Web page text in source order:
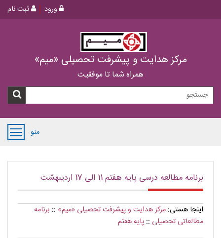
ثبت نام ورود
مرکز هدایت و پیشرفت تحصیلی «میم»
همراه شما تا موفقیت
منو
برنامه مطالعه درسی پایه هفتم 11 الی 17 اردیبهشت
اینجا هستی: مرکز هدایت و پیشرفت تحصیلی «میم» :: برنامه
مطالعاتی تحصیلی :: پایه هفتم